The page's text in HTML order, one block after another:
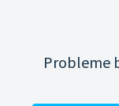
Probleme